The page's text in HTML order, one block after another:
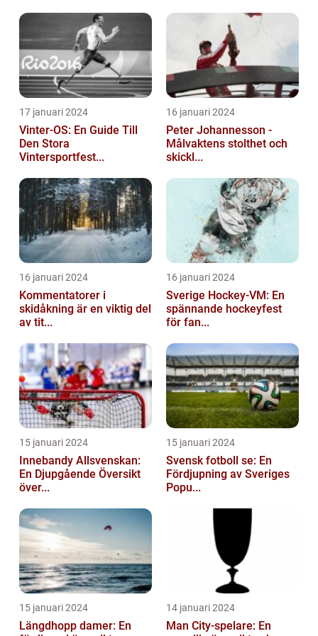
17 januari 2024
Vinter-OS: En Guide Till
Den Stora
Vintersportfest...
16 januari 2024
Peter Johannesson -
Målvaktens stolthet och
skickl...
16 januari 2024
Kommentatorer i
skidåkning är en viktig del
av tit...
16 januari 2024
Sverige Hockey-VM: En
spännande hockeyfest
för fan...
15 januari 2024
Innebandy Allsvenskan:
En Djupgående Översikt
över...
15 januari 2024
Svensk fotboll se: En
Fördjupning av Sveriges
Popu...
15 januari 2024
Längdhopp damer: En
14 januari 2024
Man City-spelare: En